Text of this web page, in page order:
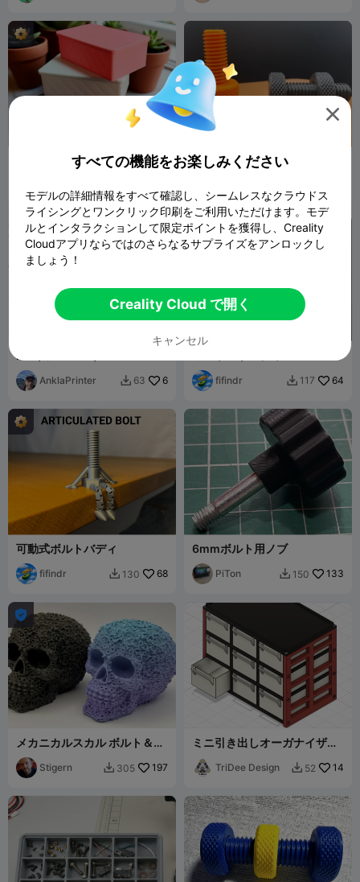
ボックスストレージ -
90x150x50
rLAB
Nut & Bolt
M4ネジスペーサー
AnklaPrinter  63 6 fifindr  117 64
可動式ボルトバディ
fifindr  130 68
6mmボルト用ノブ
PiTon  150 133

メカニカルスカル ボルト＆ナ
ット
Stigern  305 197
ミニ引き出しオーガナイザー
TriDee Design  52 14

すべての機能をお楽しみください
モデルの詳細情報をすべて確認し、シームレスなクラウドス
ライシングとワンクリック印刷をご利用いただけます。モデ
ルとインタラクションして限定ポイントを獲得し、Creality
Cloudアプリならではのさらなるサプライズをアンロックし
ましょう！
Creality Cloud で開く
キャンセル